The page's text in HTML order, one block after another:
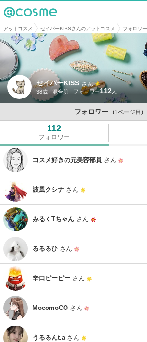
@cosme
アットコスメ セイバーKISSさんのアットコスメ フォロワー
セイバーKISS さん
38歳 混合肌 112
フォロワー (1ページ目)
112
フォロワー
コスメ好きの元美容部員 さん
波風クシナ さん
みるくTちゃん さん
るるるひ さん
辛口ピーピー さん
MocomoCO さん
うるるんt.a さん